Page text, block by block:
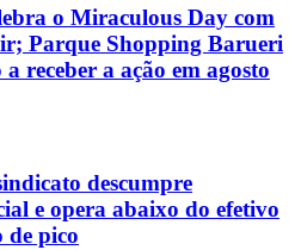
o Miraculous Day com
Parque Shopping Barueri
receber a ação em agosto
descumpre
e opera abaixo do efetivo
pico